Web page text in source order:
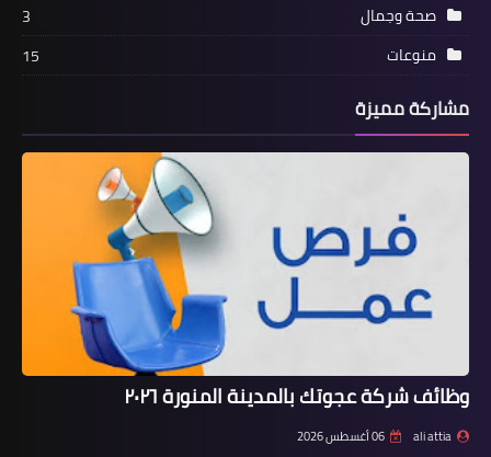
صحة وجمال
3
منوعات
15
مشاركة مميزة
وظائف شركة عجوتك بالمدينة المنورة ٢٠٢٦
ali attia 06 أغسطس 2026